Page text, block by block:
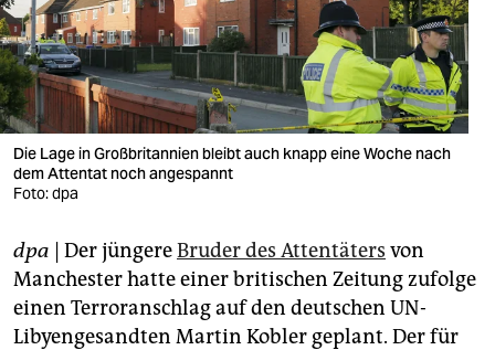
wahrheit
verlag
verlag
veranstaltungen
shop
fragen & hilfe
unterstützen
abo
Die Lage in Großbritannien bleibt auch knapp eine Woche nach
dem Attentat noch angespannt
Foto: dpa
dpa | Der jüngereBruder des Attentäters von
Manchester hatte einer britischen Zeitung zufolge
einen Terroranschlag auf den deutschen UN-
Libyengesandten Martin Kobler geplant. Der für